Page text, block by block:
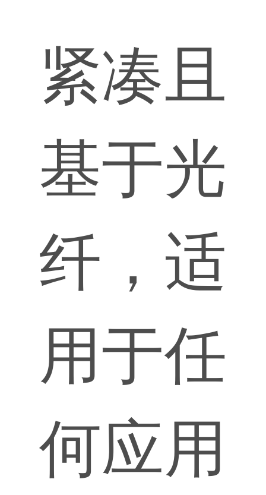
紧凑且
基于光
纤，适
用于任
何应用